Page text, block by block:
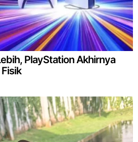
PlayStation Akhirnya
Fisik